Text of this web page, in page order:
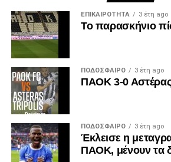
ΕΠΙΚΑΙΡΌΤΗΤΑ 3 έτη ago
Το παρασκήνιο
ΠΟΔΌΣΦΑΙΡΟ 3 έτη ago
ΠΑΟΚ 3-0
ΠΟΔΌΣΦΑΙΡΟ 3 έτη ago
Έκλεισε η
ΠΑΟΚ, μένουν τα